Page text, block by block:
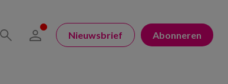
Nieuwsbrief Abonneren